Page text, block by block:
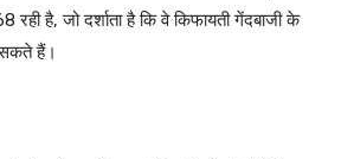
है, जो दर्शाता है कि वे किफायती गेंदबाजी के
हैं।